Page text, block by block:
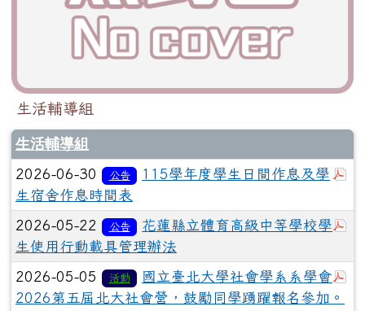
生活輔導組
生活輔導組
2026-06-30 公告
115學年度學生日間作息及學
生宿舍作息時間表
2026-05-22 公告
花蓮縣立體育高級中等學校學
生使用行動載具管理辦法
2026-05-05 活動
國立臺北大學社會學系系學會
2026第五屆北大社會營，鼓勵同學踴躍報名參加。